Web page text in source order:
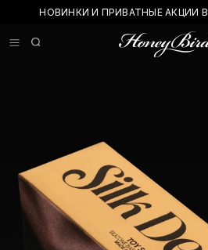
НОВИНКИ И ПРИВАТНЫЕ АКЦИИ В